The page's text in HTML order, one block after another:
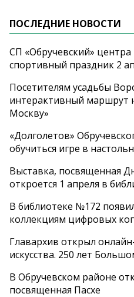
ПОСЛЕДНИЕ НОВОСТИ
СП «Обручевский» центра
спортивный праздник 2
Посетителям усадьбы
интерактивный маршрут
Москву»
«Долголетов»
обучиться игре в
Выставка, посвященная
откроется 1 апреля в
В библиотеке №172
коллекциям цифровых
Главархив открыл
искусства. 250 лет
В Обручевском районе
посвященная Пасхе